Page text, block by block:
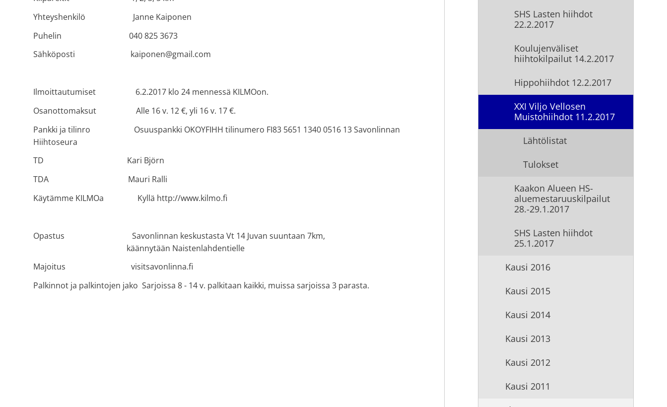
Yhteyshenkilö Janne Kaiponen
Puhelin 040 825 3673
Sähköposti kaiponen@gmail.com
Ilmoittautumiset 6.2.2017 klo 24 mennessä KILMOon.
Osanottomaksut Alle 16 v. 12 €, yli 16 v. 17 €.
Pankki ja tilinro Osuuspankki OKOYFIHH tilinumero FI83 5651 1340 0516 13 Savonlinnan
Hiihtoseura
TD Kari Björn
TDA Mauri Ralli
Käytämme KILMOa Kyllä http://www.kilmo.fi
Opastus Savonlinnan keskustasta Vt 14 Juvan suuntaan 7km,
käännytään Naistenlahdentielle
Majoitus visitsavonlinna.fi
Palkinnot ja palkintojen jako Sarjoissa 8 - 14 v. palkitaan kaikki, muissa sarjoissa 3 parasta.
SHS Lasten hiihdot
22.2.2017
Koulujenväliset
hiihtokilpailut 14.2.2017
Hippohiihdot 12.2.2017
XXI Viljo Vellosen
Muistohiihdot 11.2.2017
Lähtölistat
Tulokset
Kaakon Alueen HS-
aluemestaruuskilpailut
28.-29.1.2017
SHS Lasten hiihdot
25.1.2017
Kausi 2016
Kausi 2015
Kausi 2014
Kausi 2013
Kausi 2012
Kausi 2011